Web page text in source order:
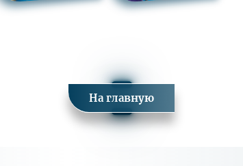
На главную